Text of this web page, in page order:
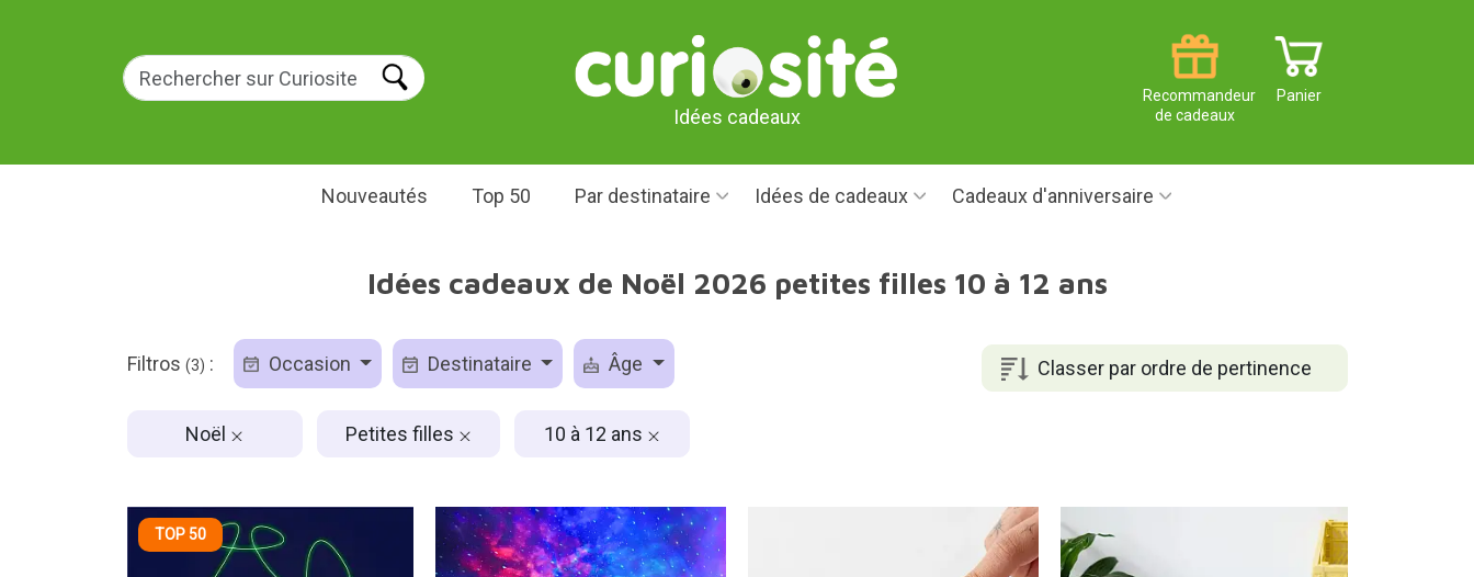
Idées cadeaux
Panier
Recommandeur
de cadeaux
Nouveautés Top 50 Par destinataire Idées de cadeaux Cadeaux d'anniversaire
Idées cadeaux de Noël 2026 petites filles 10 à 12 ans
Classer par ordre de pertinence
Filtros (3) : Occasion Destinataire Âge
Noël Petites filles 10 à 12 ans
TOP 50